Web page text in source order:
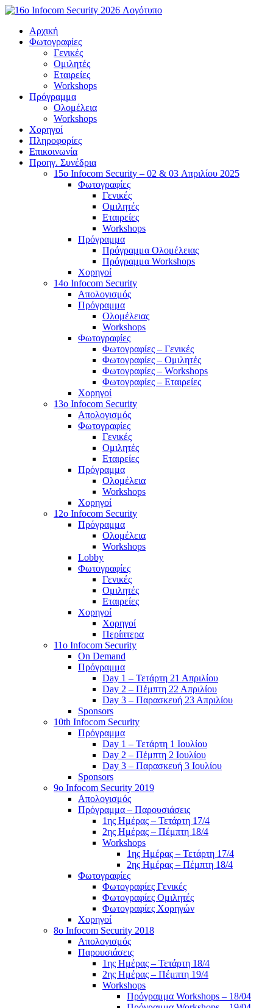
Μετάβαση
περιεχόμενο
Αρχική
Φωτογραφίες
Γενικές
Ομιλητές
Εταιρείες
Workshops
Πρόγραμμα
Ολομέλεια
Workshops
Χορηγοί
Πληροφορίες
Επικοινωνία
Προηγ. Συνέδρια
15o Infocom Security – 02 & 03 Απριλίου 2025
Φωτογραφίες
Γενικές
Ομιλητές
Εταιρείες
Workshops
Πρόγραμμα
Πρόγραμμα Ολομέλειας
Πρόγραμμα Workshops
Χορηγοί
14o Infocom Security
Απολογισμός
Πρόγραμμα
Ολομέλειας
Workshops
Φωτογραφίες
Φωτογραφίες – Γενικές
Φωτογραφίες – Ομιλητές
Φωτογραφίες – Workshops
Φωτογραφίες – Εταιρείες
Χορηγοί
13o Infocom Security
Απολογισμός
Φωτογραφίες
Γενικές
Ομιλητές
Εταιρείες
Πρόγραμμα
Ολομέλεια
Workshops
Χορηγοί
12o Infocom Security
Πρόγραμμα
Ολομέλεια
Workshops
Lobby
Φωτογραφίες
Γενικές
Ομιλητές
Εταιρείες
Χορηγοί
Χορηγοί
Περίπτερα
11o Infocom Security
On Demand
Πρόγραμμα
Day 1 – Τετάρτη 21 Απριλίου
Day 2 – Πέμπτη 22 Απριλίου
Day 3 – Παρασκευή 23 Απριλίου
Sponsors
10th Infocom Security
Πρόγραμμα
Day 1 – Τετάρτη 1 Ιουλίου
Day 2 – Πέμπτη 2 Ιουλίου
Day 3 – Παρασκευή 3 Ιουλίου
Sponsors
9ο Infocom Security 2019
Απολογισμός
Πρόγραμμα – Παρουσιάσεις
1ης Ημέρας – Τετάρτη 17/4
2ης Ημέρας – Πέμπτη 18/4
Workshops
1ης Ημέρας – Τετάρτη 17/4
2ης Ημέρας – Πέμπτη 18/4
Φωτογραφίες
Φωτογραφίες Γενικές
Φωτογραφίες Ομιλητές
Φωτογραφίες Χορηγών
Χορηγοί
8ο Infocom Security 2018
Απολογισμός
Παρουσιάσεις
1ης Ημέρας – Τετάρτη 18/4
2ης Ημέρας – Πέμπτη 19/4
Workshops
Πρόγραμμα Workshops – 18/04